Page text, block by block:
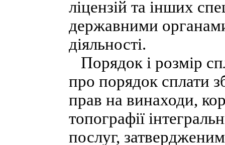
ліцензій та інших
державними
діяльності.
Порядок і розмір
про порядок сплати
прав на винаходи,
топографії
послуг,